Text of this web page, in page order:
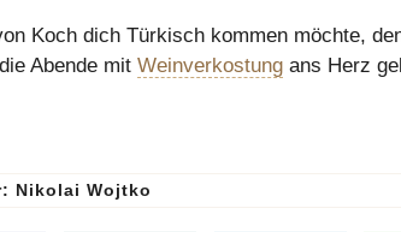
Koch dich Türkisch kommen möchte,
Abende mit Weinverkostung ans Herz
Nikolai Wojtko